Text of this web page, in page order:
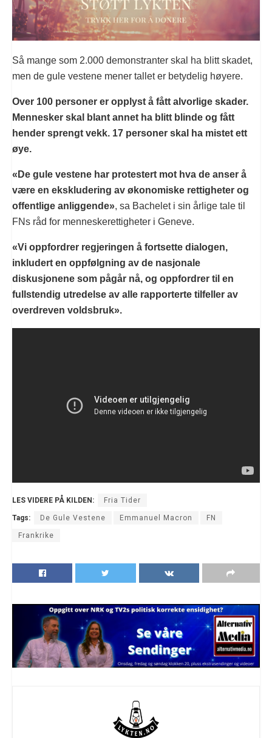
Så mange som 2.000 demonstranter skal ha blitt skadet,
men de gule vestene mener tallet er betydelig høyere.
Over 100 personer er opplyst å fått alvorlige skader.
Mennesker skal blant annet ha blitt blinde og fått
hender sprengt vekk. 17 personer skal ha mistet ett
øye.
«De gule vestene har protestert mot hva de anser å
være en ekskludering av økonomiske rettigheter og
offentlige anliggende», sa Bachelet i sin årlige tale til
FNs råd for menneskerettigheter i Geneve.
«Vi oppfordrer regjeringen å fortsette dialogen,
inkludert en oppfølgning av de nasjonale
diskusjonene som pågår nå, og oppfordrer til en
fullstendig utredelse av alle rapporterte tilfeller av
overdreven voldsbruk».
LES VIDERE PÅ KILDEN: Fria Tider
Tags: De Gule Vestene Emmanuel Macron FN
Frankrike